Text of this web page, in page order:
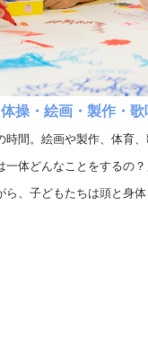
操・絵画・ 製作 ・歌
時間。絵画や製作、体育
体どんなことをするの
、子どもたちは頭と身体